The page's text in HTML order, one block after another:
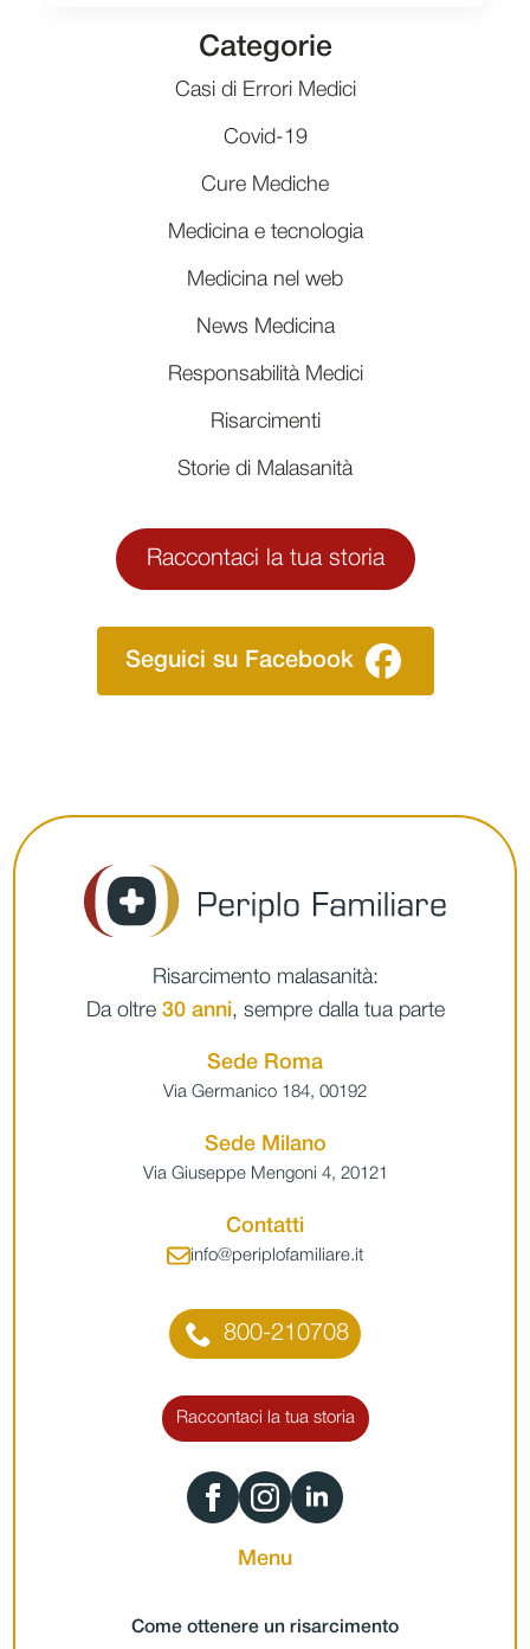
Categorie
Casi di Errori Medici
Covid-19
Cure Mediche
Medicina e tecnologia
Medicina nel web
News Medicina
Responsabilità Medici
Risarcimenti
Storie di Malasanità
Raccontaci la tua storia
Seguici su Facebook
Risarcimento malasanità:
Da oltre 30 anni, sempre dalla tua parte
Sede Roma
Via Germanico 184, 00192
Sede Milano
Via Giuseppe Mengoni 4, 20121
Contatti
info@periplofamiliare.it
800-210708
Raccontaci la tua storia
Menu
Come ottenere un risarcimento